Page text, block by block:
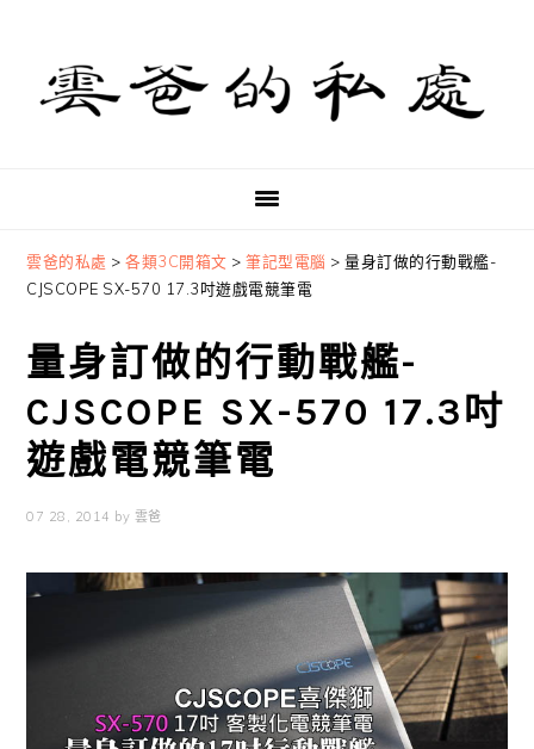
primary
navigation
content
primary
sidebar
雲爸的私處 >各類3C開箱文 >筆記型電腦 >量身訂做的行動戰艦-
CJSCOPE SX-570 17.3吋遊戲電競筆電
量身訂做的行動戰艦-
CJSCOPE SX-570 17.3吋
遊戲電競筆電
07 28, 2014 by 雲爸